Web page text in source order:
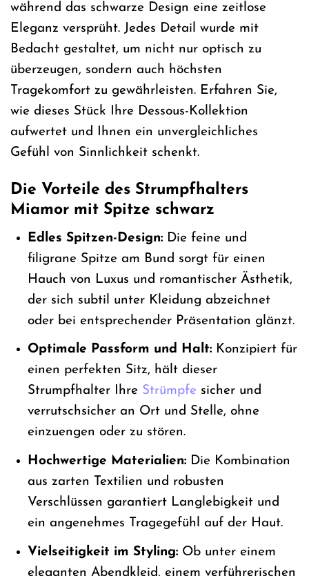
während das schwarze Design eine zeitlose
Eleganz versprüht. Jedes Detail wurde mit
Bedacht gestaltet, um nicht nur optisch zu
überzeugen, sondern auch höchsten
Tragekomfort zu gewährleisten. Erfahren Sie,
wie dieses Stück Ihre Dessous-Kollektion
aufwertet und Ihnen ein unvergleichliches
Gefühl von Sinnlichkeit schenkt.
Die Vorteile des Strumpfhalters
Miamor mit Spitze schwarz
Edles Spitzen-Design:Die feine und
filigrane Spitze am Bund sorgt für einen
Hauch von Luxus und romantischer Ästhetik,
der sich subtil unter Kleidung abzeichnet
oder bei entsprechender Präsentation glänzt.
Optimale Passform und Halt:Konzipiert für
einen perfekten Sitz, hält dieser
Strumpfhalter Ihre Strümpfe sicher und
verrutschsicher an Ort und Stelle, ohne
einzuengen oder zu stören.
Hochwertige Materialien:Die Kombination
aus zarten Textilien und robusten
Verschlüssen garantiert Langlebigkeit und
ein angenehmes Tragegefühl auf der Haut.
Vielseitigkeit im Styling:Ob unter einem
eleganten Abendkleid, einem verführerischen